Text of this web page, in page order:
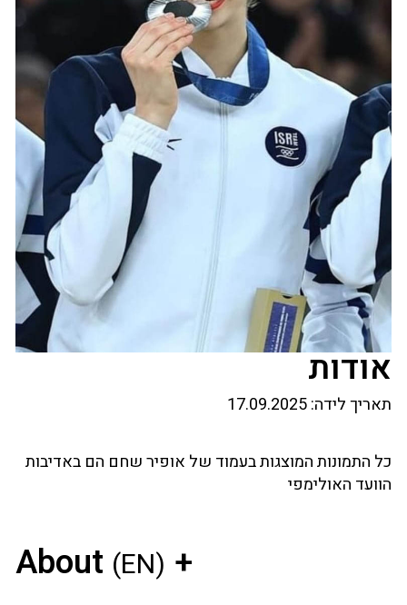
אודות
תאריך לידה:
כל התמונות המוצגות בעמוד של אופיר שחם הם באדיבות
הוועד האולימפי
About (EN)